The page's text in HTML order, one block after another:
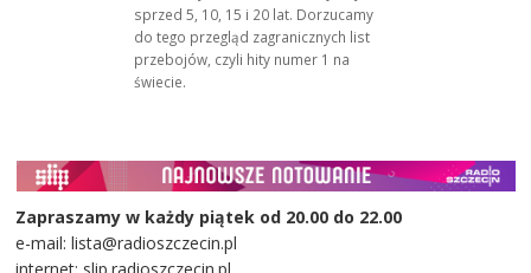
sprzed 5, 10, 15 i 20 lat. Dorzucamy
do tego przegląd zagranicznych list
przebojów, czyli hity numer 1 na
świecie.
Zapraszamy w każdy piątek od 20.00 do 22.00
e-mail: lista@radioszczecin.pl